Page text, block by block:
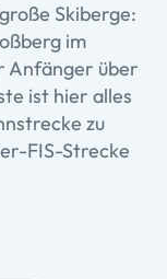
Skiberge:
im
Anfänger über
ist hier alles
zu
FIS-Strecke